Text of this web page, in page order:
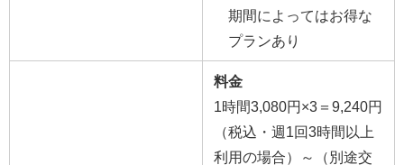
期間によってはお得な
プランあり
料金
1時間3,080円×3＝9,240円
（税込・ 週1回3時間以上
利用の場合）
～（別途交